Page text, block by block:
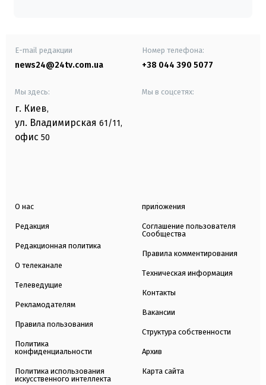
E-mail редакции
news24@24tv.com.ua
Номер телефона:
+38 044 390 5077
Мы здесь:
г. Киев,
ул. Владимирская 61/11,
офис 50
Мы в соцсетях:
О нас
Редакция
Редакционная политика
О телеканале
Телеведущие
Рекламодателям
Правила пользования
Политика
конфиденциальности
Политика использования
искусственного интеллекта
приложения
Соглашение пользователя
Сообщества
Правила комментирования
Техническая информация
Контакты
Вакансии
Структура собственности
Архив
Карта сайта